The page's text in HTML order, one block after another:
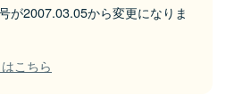
が2007.03.05から変更になりま
こちら